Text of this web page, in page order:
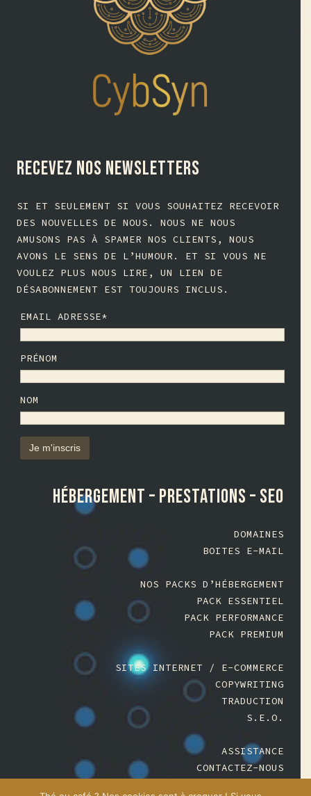
RECEVEZ NOS NEWSLETTERS
SI ET SEULEMENT SI VOUS SOUHAITEZ RECEVOIR
DES NOUVELLES DE NOUS. NOUS NE NOUS
AMUSONS PAS À SPAMER NOS CLIENTS, NOUS
AVONS LE SENS DE L’HUMOUR. ET SI VOUS NE
VOULEZ PLUS NOUS LIRE, UN LIEN DE
DÉSABONNEMENT EST TOUJOURS INCLUS.
EMAIL ADRESSE*
PRÉNOM
NOM
HÉBERGEMENT – PRESTATIONS – SEO
DOMAINES
BOITES E-MAIL
NOS PACKS D’HÉBERGEMENT
PACK ESSENTIEL
PACK PERFORMANCE
PACK PREMIUM
SITES INTERNET / E-COMMERCE
COPYWRITING
TRADUCTION
S.E.O.
ASSISTANCE
CONTACTEZ-NOUS